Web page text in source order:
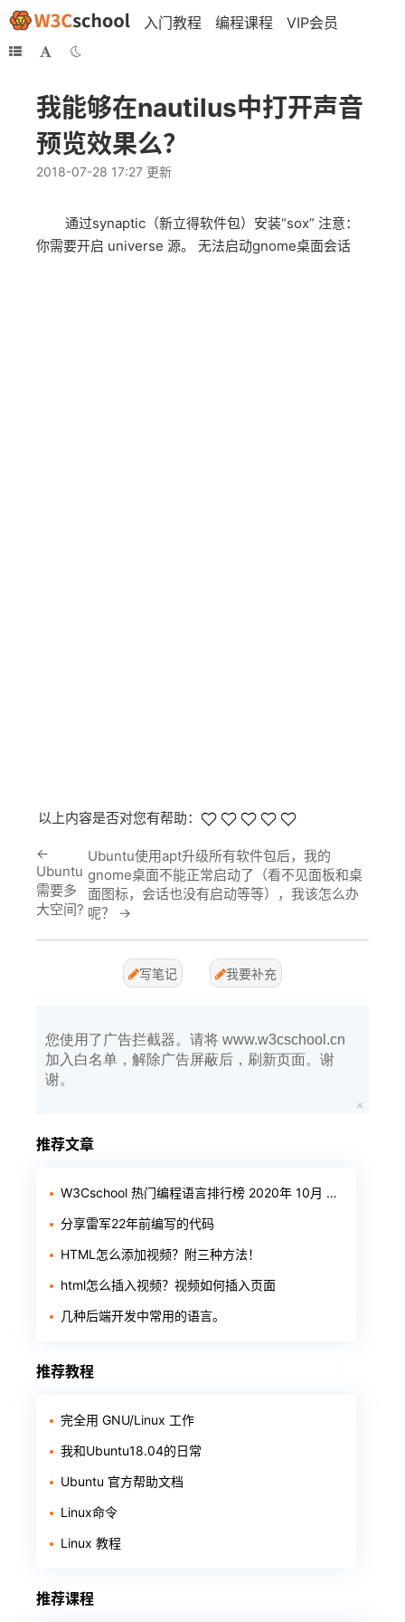
入门教程 编程课程 VIP会员
我能够在nautilus中打开声音
预览效果么？
2018-07-28 17:27 更新
通过synaptic（新立得软件包）安装“sox” 注意：
你需要开启 universe 源。 无法启动gnome桌面会话
以上内容是否对您有帮助：
←
Ubuntu
需要多
大空间?
Ubuntu使用apt升级所有软件包后，我的
gnome桌面不能正常启动了（看不见面板和桌
面图标，会话也没有启动等等），我该怎么办
呢？
→
写笔记 我要补充
您使用了广告拦截器。请将 www.w3cschool.cn
加入白名单，解除广告屏蔽后，刷新页面。谢
谢。
推荐文章
W3Cschool 热门编程语言排行榜 2020年 10月 TOP10
分享雷军22年前编写的代码
HTML怎么添加视频？附三种方法！
html怎么插入视频？视频如何插入页面
几种后端开发中常用的语言。
推荐教程
完全用 GNU/Linux 工作
我和Ubuntu18.04的日常
Ubuntu 官方帮助文档
Linux命令
Linux 教程
推荐课程